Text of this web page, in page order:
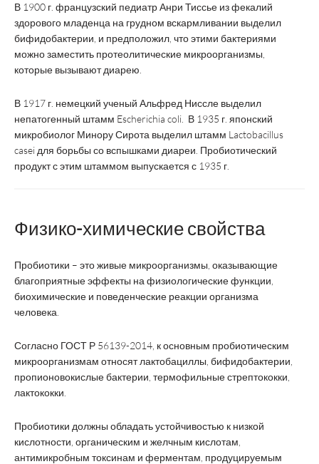
В 1900 г. французский педиатр Анри Тиссье из фекалий
здорового младенца на грудном вскармливании выделил
бифидобактерии, и предположил, что этими бактериями
можно заместить протеолитические микроорганизмы,
которые вызывают диарею.
В 1917 г. немецкий ученый Альфред Ниссле выделил
непатогенный штамм Escherichia coli. В 1935 г. японский
микробиолог Минору Сирота выделил штамм Lactobacillus
casei для борьбы со вспышками диареи. Пробиотический
продукт с этим штаммом выпускается с 1935 г.
Физико-химические свойства
Пробиотики – это живые микроорганизмы, оказывающие
благоприятные эффекты на физиологические функции,
биохимические и поведенческие реакции организма
человека.
Согласно ГОСТ Р 56139-2014, к основным пробиотическим
микроорганизмам относят лактобациллы, бифидобактерии,
пропионовокислые бактерии, термофильные стрептококки,
лактококки.
Пробиотики должны обладать устойчивостью к низкой
кислотности, органическим и желчным кислотам,
антимикробным токсинам и ферментам, продуцируемым